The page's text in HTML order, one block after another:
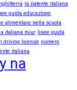
la patente italiana
guida educazione
alimentare nella scuola
italiana miur linee guida
driving license numero
italiana
na